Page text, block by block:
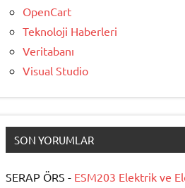
OpenCart
Teknoloji Haberleri
Veritabanı
Visual Studio
SON YORUMLAR
SERAP ÖRS - ESM203 Elektrik ve